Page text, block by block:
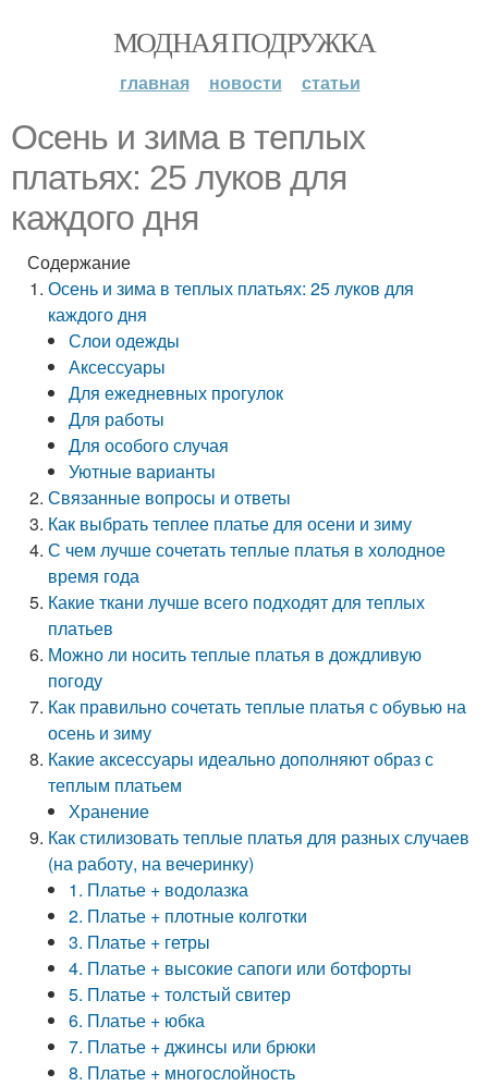
МОДНАЯ ПОДРУЖКА
главная новости статьи
Осень и зима в теплых
платьях: 25 луков для
каждого дня
Содержание
Осень и зима в теплых платьях: 25 луков для
каждого дня
Слои одежды
Аксессуары
Для ежедневных прогулок
Для работы
Для особого случая
Уютные варианты
Связанные вопросы и ответы
Как выбрать теплее платье для осени и зиму
С чем лучше сочетать теплые платья в холодное
время года
Какие ткани лучше всего подходят для теплых
платьев
Можно ли носить теплые платья в дождливую
погоду
Как правильно сочетать теплые платья с обувью на
осень и зиму
Какие аксессуары идеально дополняют образ с
теплым платьем
Хранение
Как стилизовать теплые платья для разных случаев
(на работу, на вечеринку)
1. Платье + водолазка
2. Платье + плотные колготки
3. Платье + гетры
4. Платье + высокие сапоги или ботфорты
5. Платье + толстый свитер
6. Платье + юбка
7. Платье + джинсы или брюки
8. Платье + многослойность